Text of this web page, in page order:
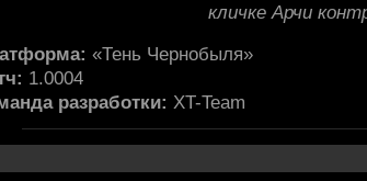
кличке Арчи
«Тень Чернобыля»
1.0004
разработки: XT-Team